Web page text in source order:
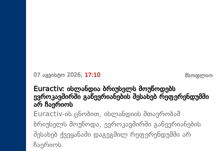
07 აგვისტო 2026, 17:10 მსოფლიო
Euractiv: ისლანდია ბრიუსელს მოუწოდებს
ევროკავშირში გაწევრიანების შესახებ რეფერენდუმში
არ ჩაერიოს
Euractiv-ის ცნობით, ისლანდიის მთავრობამ
ბრიუსელს მოუწოდა, ევროკავშირში გაწევრიანების
შესახებ ქვეყანაში დაგეგმილ რეფერენდუმში არ
ჩაერიოს.